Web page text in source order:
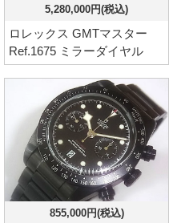
5,280,000円(税込)
ロレックス GMTマスター
Ref.1675 ミラーダイヤル
855,000円(税込)